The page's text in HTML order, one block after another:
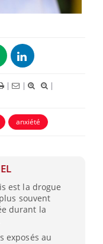
| |
|
anxiété
est la drogue
souvent
durant la
exposés au